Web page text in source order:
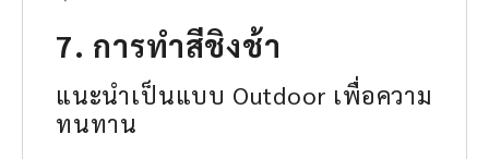
7. การทำสีชิงช้า
แนะนำเป็นแบบ Outdoor เพื่อความ
ทนทาน